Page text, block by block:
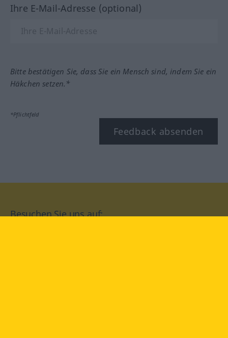
Ihre E-Mail-Adresse (optional)
Bitte bestätigen Sie, dass Sie ein Mensch sind, indem Sie ein
Häkchen setzen.*
*Pflichtfeld
Feedback absenden
Besuchen Sie uns auf: